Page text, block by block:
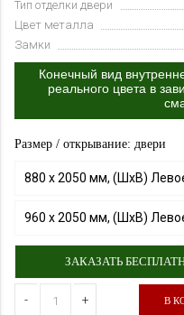
Тип отделки двери
Цвет металла
Замки
Конечный вид
реального цвета в
Размер / открывание: двери
880 х 2050 мм, (ШхВ)
960 х 2050 мм, (ШхВ)
ЗАКАЗАТЬ
- + В